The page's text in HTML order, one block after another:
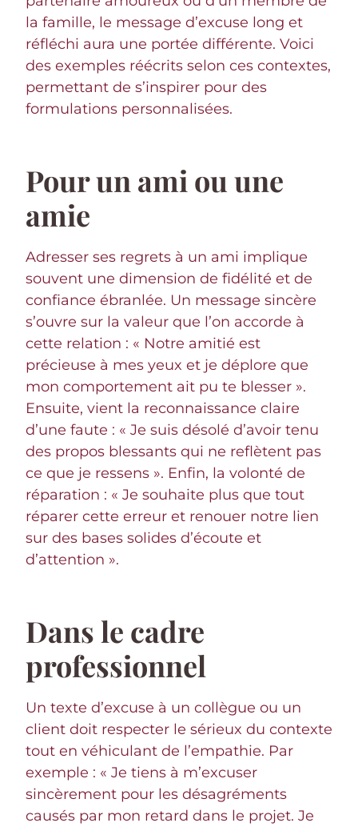
la famille, le message d’excuse long et
réfléchi aura une portée différente. Voici
des exemples réécrits selon ces contextes,
permettant de s’inspirer pour des
formulations personnalisées.
Pour un ami ou une
amie
Adresser ses regrets à un ami implique
souvent une dimension de fidélité et de
confiance ébranlée. Un message sincère
s’ouvre sur la valeur que l’on accorde à
cette relation : « Notre amitié est
précieuse à mes yeux et je déplore que
mon comportement ait pu te blesser ».
Ensuite, vient la reconnaissance claire
d’une faute : « Je suis désolé d’avoir tenu
des propos blessants qui ne reflètent pas
ce que je ressens ». Enfin, la volonté de
réparation : « Je souhaite plus que tout
réparer cette erreur et renouer notre lien
sur des bases solides d’écoute et
d’attention ».
Dans le cadre
professionnel
Un texte d’excuse à un collègue ou un
client doit respecter le sérieux du contexte
tout en véhiculant de l’empathie. Par
exemple : « Je tiens à m’excuser
sincèrement pour les désagréments
causés par mon retard dans le projet. Je